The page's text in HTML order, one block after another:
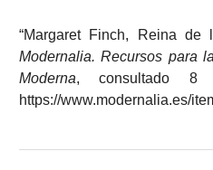
“Margaret Finch, Reina de
Modernalia. Recursos para
Moderna, consultado 8
https://www.modernalia.es/